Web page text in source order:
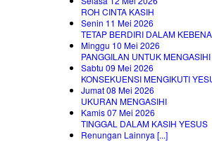
ROH CINTA KASIH
Senin 11 Mei 2026
TETAP BERDIRI DALAM
Minggu 10 Mei 2026
PANGGILAN UNTUK MENGASIHI
Sabtu 09 Mei 2026
KONSEKUENSI MENGIKUTI
Jumat 08 Mei 2026
UKURAN MENGASIHI
Kamis 07 Mei 2026
TINGGAL DALAM KASIH YESUS
Renungan Lainnya [...]